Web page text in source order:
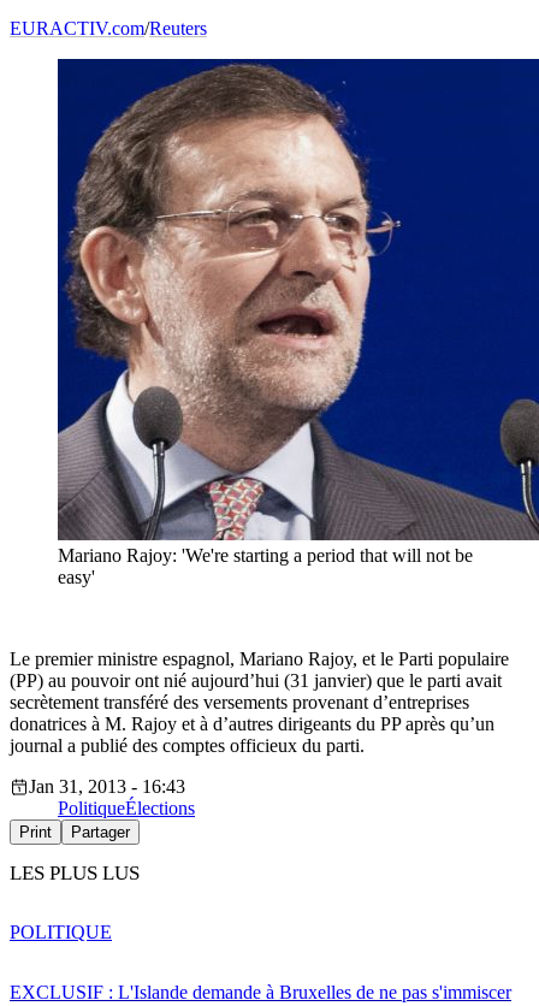
EURACTIV.com/Reuters
Mariano Rajoy: 'We're starting a period that will not be
easy'
Le premier ministre espagnol, Mariano Rajoy, et le Parti populaire
(PP) au pouvoir ont nié aujourd’hui (31 janvier) que le parti avait
secrètement transféré des versements provenant d’entreprises
donatrices à M. Rajoy et à d’autres dirigeants du PP après qu’un
journal a publié des comptes officieux du parti.
Jan 31, 2013 - 16:43
PolitiqueÉlections
Print Partager
LES PLUS LUS
EXCLUSIF : L'Islande demande à Bruxelles de ne pas s'immiscer
POLITIQUE